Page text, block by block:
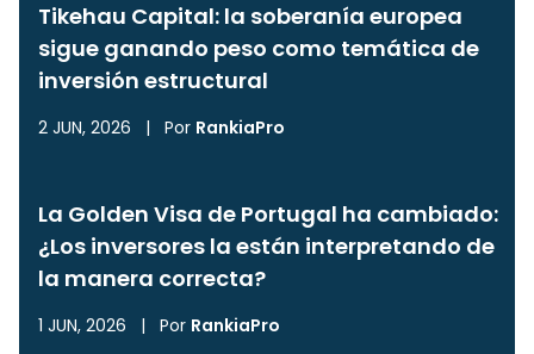
Tikehau Capital: la soberanía europea
sigue ganando peso como temática de
inversión estructural
2 JUN, 2026 | Por RankiaPro
La Golden Visa de Portugal ha cambiado:
¿Los inversores la están interpretando de
la manera correcta?
1 JUN, 2026 | Por RankiaPro